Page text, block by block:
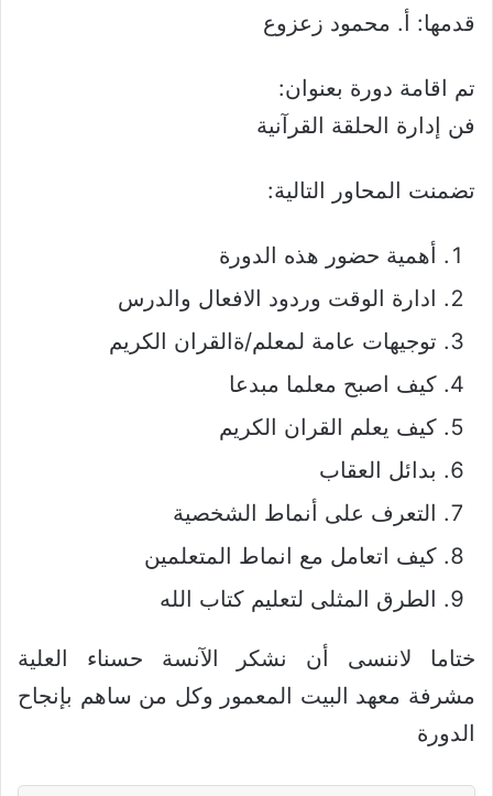
قدمها: أ. محمود زعزوع
تم اقامة دورة بعنوان:
فن إدارة الحلقة القرآنية
تضمنت المحاور التالية:
أهمية حضور هذه الدورة
ادارة الوقت وردود الافعال والدرس
توجيهات عامة لمعلم/ةالقران الكريم
كيف اصبح معلما مبدعا
كيف يعلم القران الكريم
بدائل العقاب
التعرف على أنماط الشخصية
كيف اتعامل مع انماط المتعلمين
الطرق المثلى لتعليم كتاب الله
ختاما لاننسى أن نشكر الآنسة حسناء العلية
مشرفة معهد البيت المعمور وكل من ساهم بإنجاح
الدورة